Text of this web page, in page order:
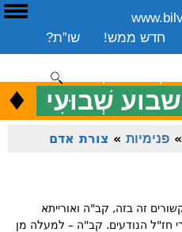
שו”ת?
חדש ממש!
שיעורים שבועי
סקירה כללית
ENGLISH
שְׁבוּעִי ♦
» פנימיות » צורת אדם
זה בזה, קב"ה ואורייתא
חז"ל הנודעים. קב"ה – למעלה מן